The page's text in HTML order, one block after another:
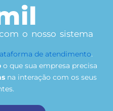
o nosso sistema
de atendimento.
o que sua empresa precisa
na interação com os seus